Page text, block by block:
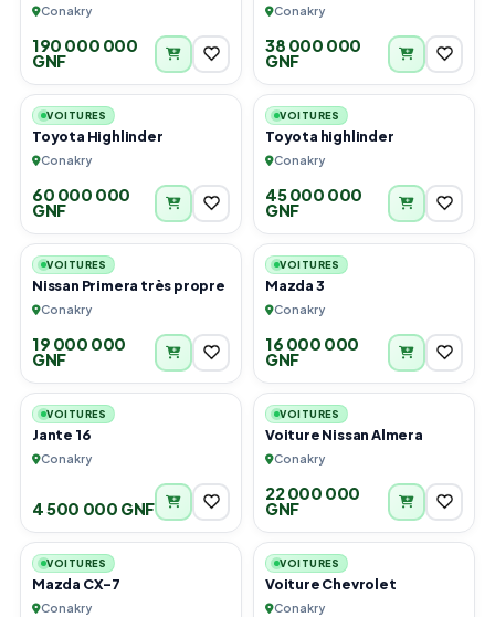
Conakry
190 000 000
GNF
Conakry
38 000 000
GNF
6
VOITURES
Toyota Highlinder
Conakry
60 000 000
GNF
6
VOITURES
Toyota highlinder
Conakry
45 000 000
GNF
6
VOITURES
Nissan Primera très propre
Conakry
19 000 000
GNF
6
VOITURES
Mazda 3
Conakry
16 000 000
GNF
4
VOITURES
Jante 16
Conakry
4 500 000 GNF
6
VOITURES
Voiture Nissan Almera
Conakry
22 000 000
GNF
6
VOITURES
Mazda CX-7
Conakry
6
VOITURES
Voiture Chevrolet
Conakry